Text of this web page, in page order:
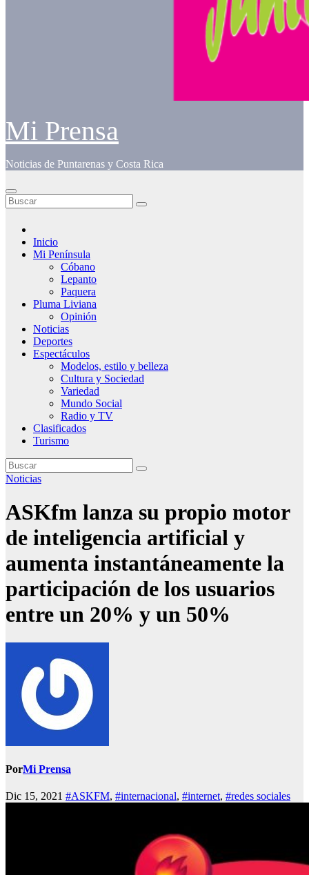
Mi Prensa
Noticias de Puntarenas y Costa Rica
Inicio
Mi Península
Cóbano
Lepanto
Paquera
Pluma Liviana
Opinión
Noticias
Deportes
Espectáculos
Modelos, estilo y belleza
Cultura y Sociedad
Variedad
Mundo Social
Radio y TV
Clasificados
Turismo
Noticias
ASKfm lanza su propio motor
de inteligencia artificial y
aumenta instantáneamente la
participación de los usuarios
entre un 20% y un 50%
PorMi Prensa
Dic 15, 2021 #ASKFM, #internacional, #internet, #redes sociales